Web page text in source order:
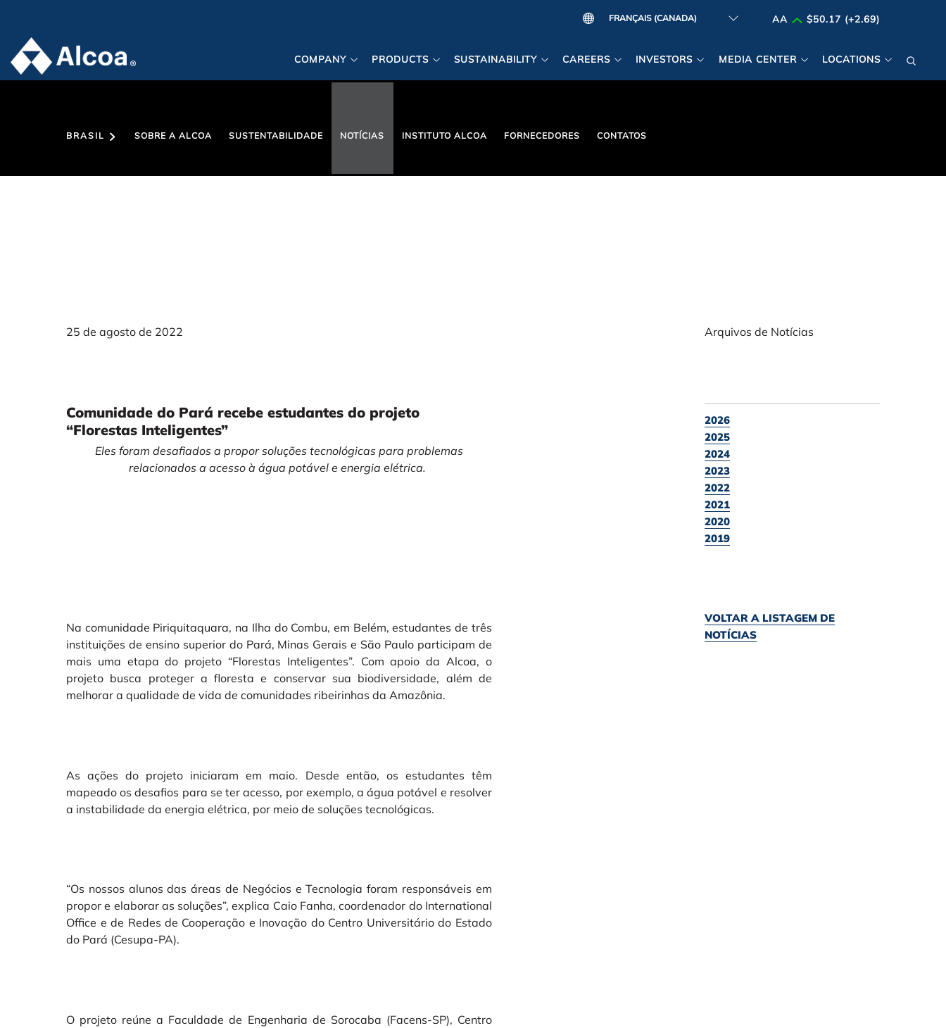
AA $50.17 (+2.69)
COMPANY PRODUCTS SUSTAINABILITY CAREERS INVESTORS MEDIA CENTER LOCATIONS
BRASIL SOBRE A ALCOA SUSTENTABILIDADE NOTÍCIAS INSTITUTO ALCOA FORNECEDORES CONTATOS
25 de agosto de 2022
Comunidade do Pará recebe estudantes do projeto
“Florestas Inteligentes”
Eles foram desafiados a propor soluções tecnológicas para problemas
relacionados a acesso à água potável e energia elétrica.
Na comunidade Piriquitaquara, na Ilha do Combu, em Belém, estudantes de três
instituições de ensino superior do Pará, Minas Gerais e São Paulo participam de
mais uma etapa do projeto “Florestas Inteligentes”. Com apoio da Alcoa, o
projeto busca proteger a floresta e conservar sua biodiversidade, além de
melhorar a qualidade de vida de comunidades ribeirinhas da Amazônia.
As ações do projeto iniciaram em maio. Desde então, os estudantes têm
mapeado os desafios para se ter acesso, por exemplo, a água potável e resolver
a instabilidade da energia elétrica, por meio de soluções tecnológicas.
“Os nossos alunos das áreas de Negócios e Tecnologia foram responsáveis em
propor e elaborar as soluções”, explica Caio Fanha, coordenador do International
Office e de Redes de Cooperação e Inovação do Centro Universitário do Estado
do Pará (Cesupa-PA).
O projeto reúne a Faculdade de Engenharia de Sorocaba (Facens-SP), Centro
Arquivos de Notícias
2026
2025
2024
2023
2022
2021
2020
2019
VOLTAR A LISTAGEM DE
NOTÍCIAS